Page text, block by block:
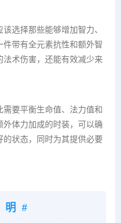
选择那些能够增加智力、
带有全元素抗性和额外智
法术伤害，还能有效减少来
要平衡生命值、法力值和
体力加成的时装，可以确
状态，同时为其提供必要
#